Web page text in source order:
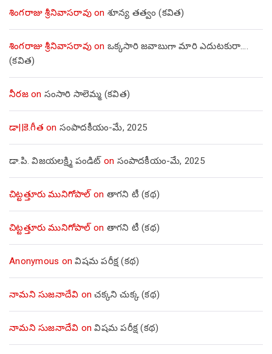
శింగరాజు శ్రీనివాసరావుon శూన్య తత్వం (కవిత)
శింగరాజు శ్రీనివాసరావుon ఒక్కసారి జవాబుగా మారి ఎదుటకురా….
(కవిత)
నీరజon సంసారి సాలెమ్మ (కవిత)
డా||కె.గీత on సంపాదకీయం-మే, 2025
డా.పి. విజయలక్ష్మి పండిట్ on సంపాదకీయం-మే, 2025
చిట్టత్తూరు మునిగోపాల్on తాగని టీ (కథ)
చిట్టత్తూరు మునిగోపాల్on తాగని టీ (కథ)
Anonymous onవిషమ పరీక్ష (క‌థ‌)
నామని సుజనాదేవి onచక్కని చుక్క (కథ)
నామని సుజనాదేవి onవిషమ పరీక్ష (క‌థ‌)